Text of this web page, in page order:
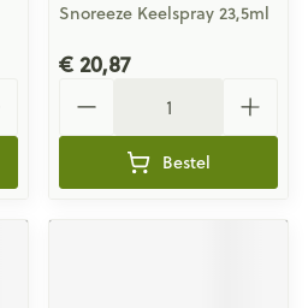
Snoreeze Keelspray 23,5ml
€ 20,87
Bestel